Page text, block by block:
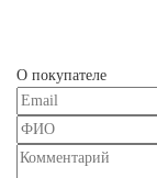
О покупателе